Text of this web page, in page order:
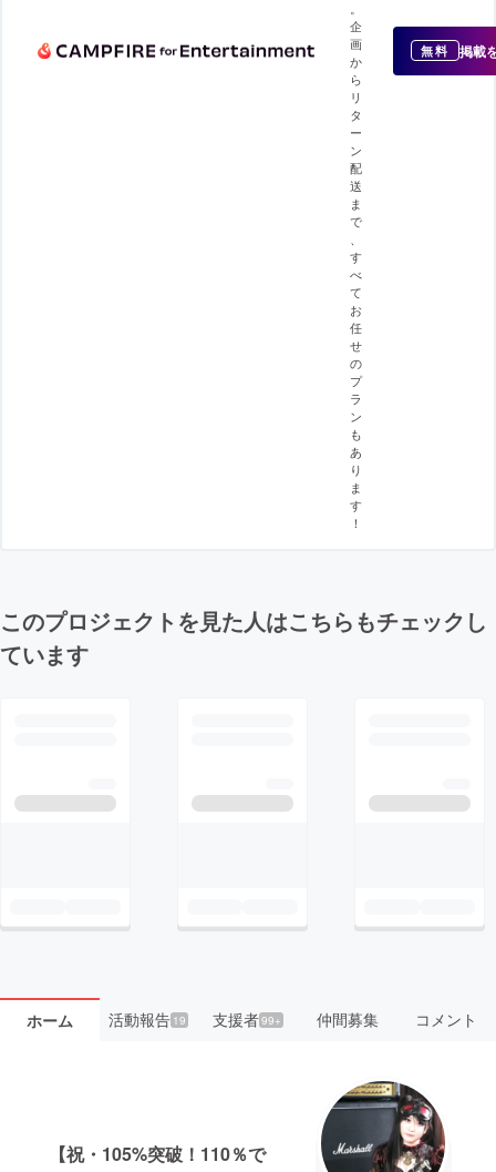
企
画
か
ら
リ
タ
ー
ン
配
送
ま
で
す
べ
て
お
任
せ
の
プ
ラ
ン
も
あ
り
ま
す
！
無料 掲載
このプロジェクトを見た人はこちらもチェックし
ています
ホーム 活動報告19 支援者99+ 仲間募集 コメント
【祝・105%突破！110％で